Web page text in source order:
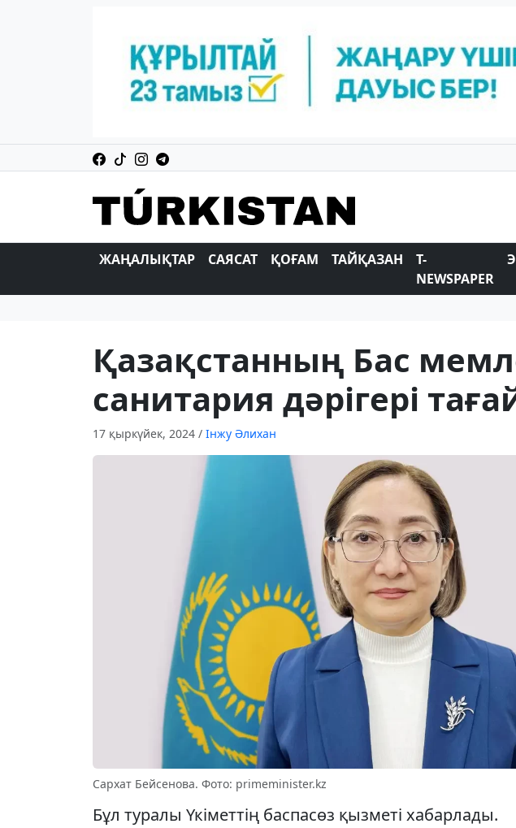
ЖАҢАЛЫҚТАР САЯСАТ ҚОҒАМ ТАЙҚАЗАН
T-
NEWSPAPER
Қазақстанның Бас
санитария дәрігері
17 қыркүйек, 2024 / Інжу Әлихан
Сархат Бейсенова. Фото: primeminister.kz
Бұл туралы Үкіметтің баспасөз қызметі хабарлады.